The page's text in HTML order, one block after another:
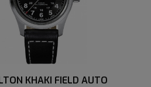
HAMILTON KHAKI FIELD AUTO